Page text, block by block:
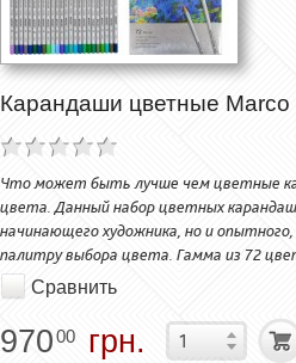
Карандаши цветные Marco
Что может быть лучше чем цветные
цвета. Данный набор цветных
начинающего художника, но и
палитру выбора цвета. Гамма из 72
Сравнить
97000 грн.